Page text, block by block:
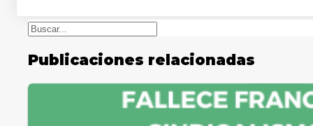
Buscar
Publicaciones relacionadas